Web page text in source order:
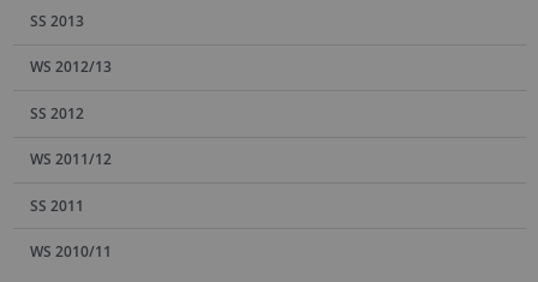
SS 2013
WS 2012/13
SS 2012
WS 2011/12
SS 2011
WS 2010/11